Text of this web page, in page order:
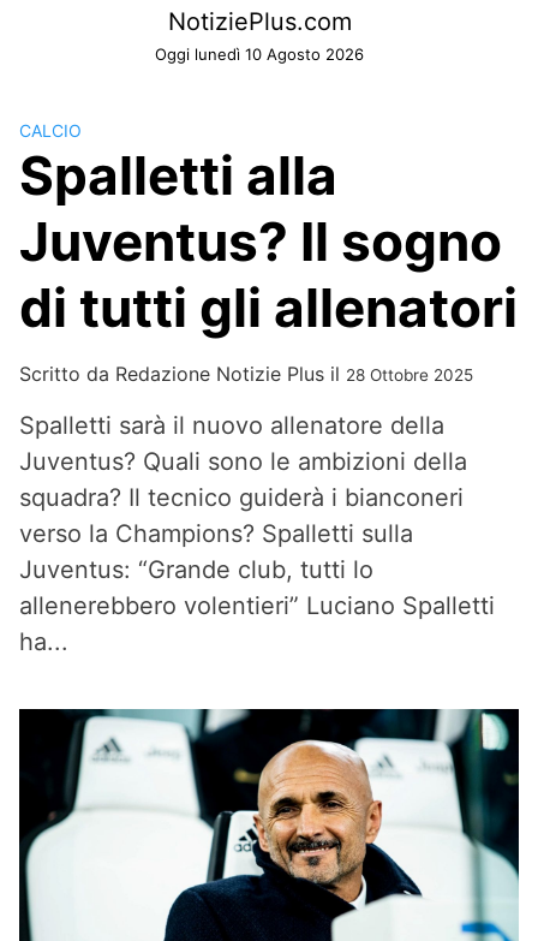
NotiziePlus.com
Oggi lunedì 10 Agosto 2026
CALCIO
Spalletti alla
Juventus? Il sogno
di tutti gli allenatori
Scritto da Redazione Notizie Plus il 28 Ottobre 2025
Spalletti sarà il nuovo allenatore della
Juventus? Quali sono le ambizioni della
squadra? Il tecnico guiderà i bianconeri
verso la Champions? Spalletti sulla
Juventus: “Grande club, tutti lo
allenerebbero volentieri” Luciano Spalletti
ha...